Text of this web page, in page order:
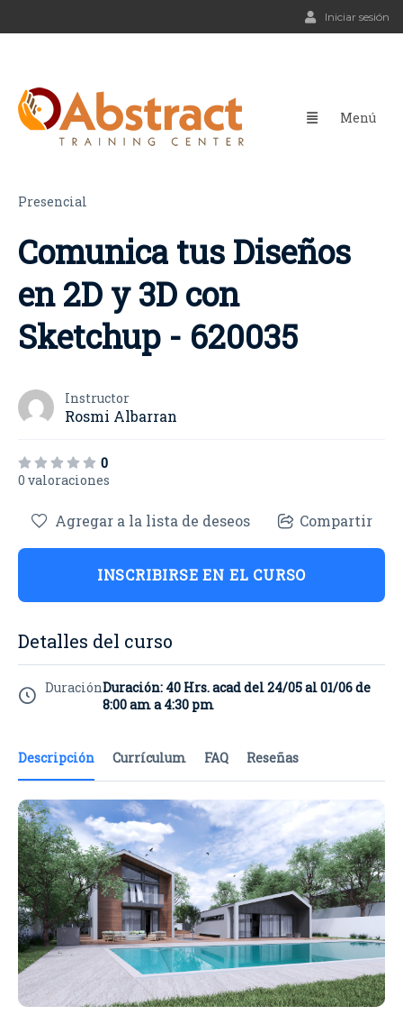
Iniciar sesión
Presencial
Comunica tus Diseños
en 2D y 3D con
Sketchup - 620035
Instructor
Rosmi Albarran
0
0 valoraciones
Descripción Currículum FAQ Reseñas
Agregar a la lista de deseos Compartir
INSCRIBIRSE EN EL CURSO
Detalles del curso
DuraciónDuración: 40 Hrs. acad del 24/05 al 01/06 de
8:00 am a 4:30 pm